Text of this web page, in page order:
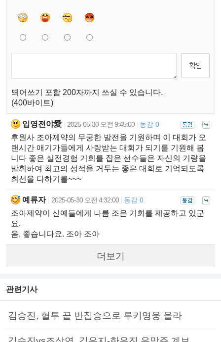
띄어쓰기 포함 200자까지 쓰실 수 있습니다.
(400바이트)
입영전야愛 2025-05-30 오전 9:45:00 동감 0
후원사 조아제약의 무궁한 발전을 기원하며 이 대회가 오
랜시간 애기가들에게 사랑받는 대회가 되기를 기원해 봅
니다 좋은 실전경험 기회를 잡은 선수들은 자신의 기량을
발휘하여 최고의 성적을 거두는 좋은 대회로 기억되도록
최선을 다하기를~~~
예류자 2025-05-30 오전 4:32:00 동감 0
조아제약이 신예들에게 나름 조은 기회를 제공하고 있군
요.
음, 좋습니다요. 조아 조아
더보기
관련기사
김승진, 혈투 끝 반집승으로 루키영웅 올라